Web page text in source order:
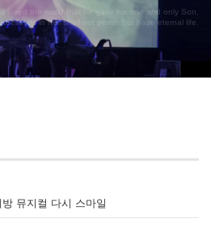
loved the world that he gave his one and only Son,
believes in him shall not perish but have eternal life.
뮤지컬 다시 스마일